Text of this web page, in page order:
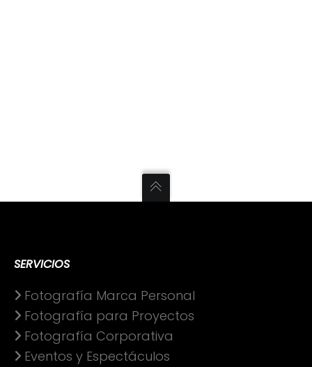
SERVICIOS
Fotografía Marca Personal
Fotografía para Proyectos
Fotografía Corporativa
Eventos y Espectáculos